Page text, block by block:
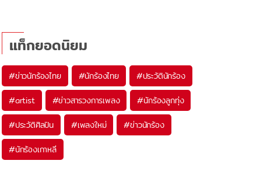
แท็กยอดนิยม
#ข่าวนักร้องไทย #นักร้องไทย #ประวัตินักร้อง
#artist #ข่าวสารวงการเพลง #นักร้องลูกทุ่ง
#ประวัติศิลปิน #เพลงใหม่ #ข่าวนักร้อง
#นักร้องเกาหลี